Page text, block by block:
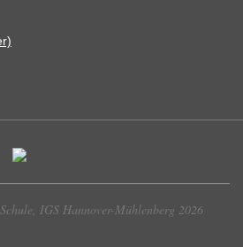
IGS Hannover-Mühlenberg 2026